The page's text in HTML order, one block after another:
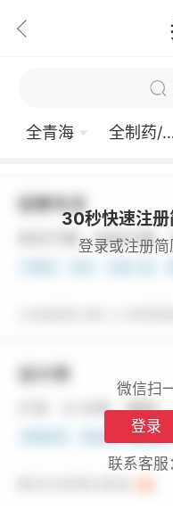
全青海 全制药/生
30秒快速注册
登录或注册
微信扫
登录
联系客服